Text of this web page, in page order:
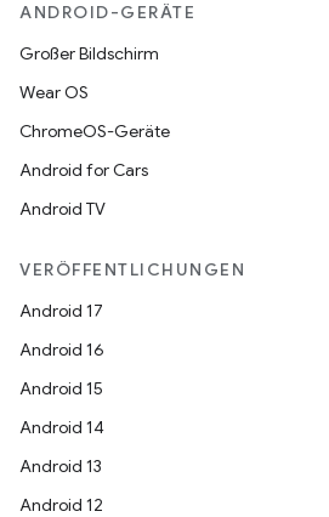
ANDROID-GERÄTE
Großer Bildschirm
Wear OS
ChromeOS-Geräte
Android for Cars
Android TV
VERÖFFENTLICHUNGEN
Android 17
Android 16
Android 15
Android 14
Android 13
Android 12